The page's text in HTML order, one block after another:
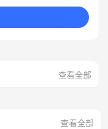
查看全部
查看全部